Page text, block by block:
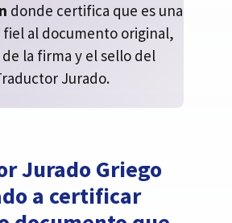
donde certifica que es una
al documento original,
de la firma y el sello del
Jurado.
Jurado Griego
a certificar